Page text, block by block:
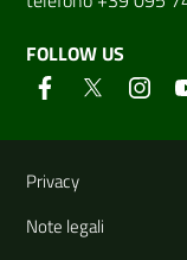
FOLLOW US
Useful links
Privacy
Note legali